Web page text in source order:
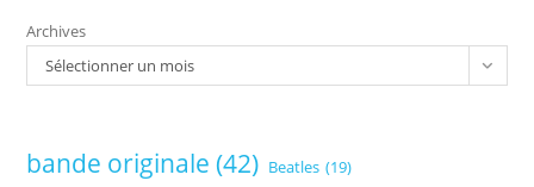
Archives
Sélectionner un mois
bande originale (42) Beatles (19)